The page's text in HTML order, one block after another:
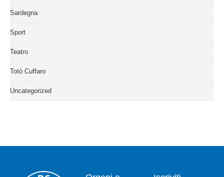
Sardegna
Sport
Teatro
Totò Cuffaro
Uncategorized